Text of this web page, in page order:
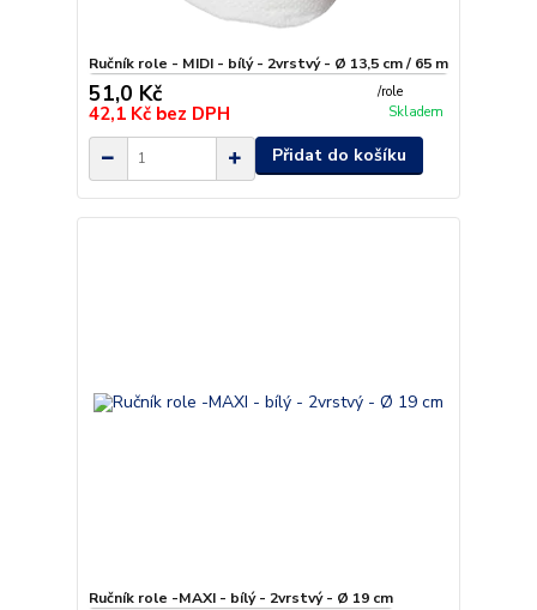
Ručník role - MIDI - bílý - 2vrstvý - Ø 13,5 cm / 65 m
51,0 Kč /role
42,1 Kč bez DPH Skladem
Přidat do košíku
Ručník role -MAXI - bílý - 2vrstvý - Ø 19 cm